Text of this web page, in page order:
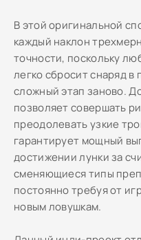
В этой оригинальной
каждый наклон
точности, поскольку
легко сбросит снаряд в
сложный этап заново.
позволяет совершать
преодолевать узкие
гарантирует мощный
достижении лунки за
сменяющиеся типы
постоянно требуя от
новым ловушкам.